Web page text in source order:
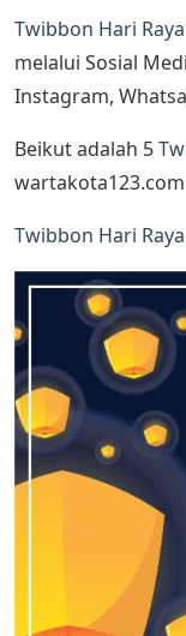
Twibbon Hari
melalui Sosial
Instagram,
Beikut adalah 5
Twibbon Hari